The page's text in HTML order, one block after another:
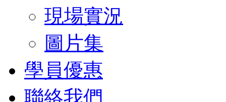
現場實況
圖片集
學員優惠
聯絡我們